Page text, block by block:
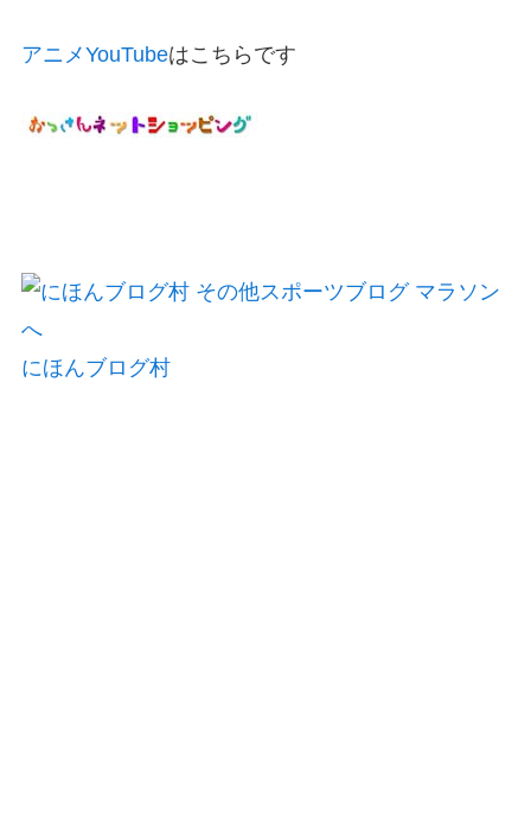
アニメYouTubeはこちらです
にほんブログ村